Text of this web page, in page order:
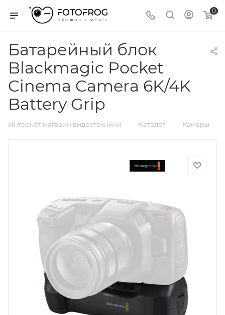
0
Батарейный блок
Blackmagic Pocket
Cinema Camera 6K/4K
Battery Grip
Интернет магазин видеотехники — Каталог — Камеры —